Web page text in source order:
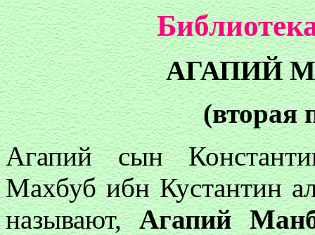
АГАПИЙ
(вторая
Агапий сын
Махбуб ибн Кустантин
называют,Агапий